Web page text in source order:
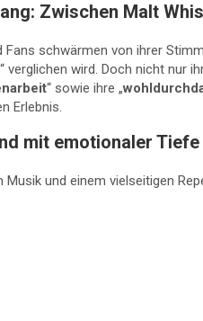
Zwischen Malt
schwärmen von ihrer
verglichen wird. Doch nicht nur
“ sowie ihre „
Erlebnis.
mit emotionaler Tiefe
Musik und einem vielseitigen